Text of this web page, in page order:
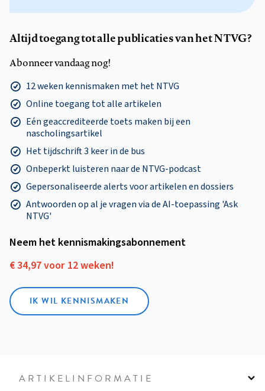
Altijd toegang tot alle publicaties van het NTVG?
Abonneer vandaag nog!
12 weken kennismaken met het NTVG
Online toegang tot alle artikelen
Eén geaccrediteerde toets maken bij een
nascholingsartikel
Het tijdschrift 3 keer in de bus
Onbeperkt luisteren naar de NTVG-podcast
Gepersonaliseerde alerts voor artikelen en dossiers
Antwoorden op al je vragen via de AI-toepassing 'Ask
NTVG'
Neem het kennismakings­abonnement
€ 34,97 voor 12 weken!
IK WIL KENNISMAKEN
ARTIKELINFORMATIE